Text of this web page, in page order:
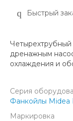
Быстрый
дренажным
охлаждения и
Серия
Фанкойлы Midea
Маркировка